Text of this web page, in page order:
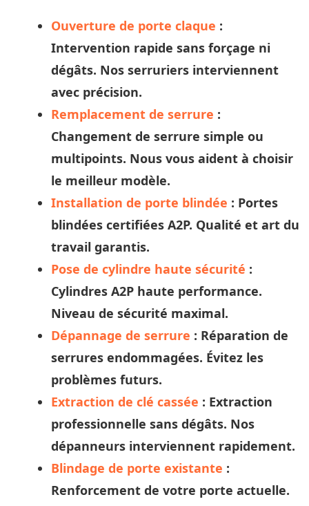
Ouverture de porte claque :
Intervention rapide sans forçage ni
dégâts. Nos serruriers interviennent
avec précision.
Remplacement de serrure :
Changement de serrure simple ou
multipoints. Nous vous aident à choisir
le meilleur modèle.
Installation de porte blindée : Portes
blindées certifiées A2P. Qualité et art du
travail garantis.
Pose de cylindre haute sécurité :
Cylindres A2P haute performance.
Niveau de sécurité maximal.
Dépannage de serrure : Réparation de
serrures endommagées. Évitez les
problèmes futurs.
Extraction de clé cassée : Extraction
professionnelle sans dégâts. Nos
dépanneurs interviennent rapidement.
Blindage de porte existante :
Renforcement de votre porte actuelle.